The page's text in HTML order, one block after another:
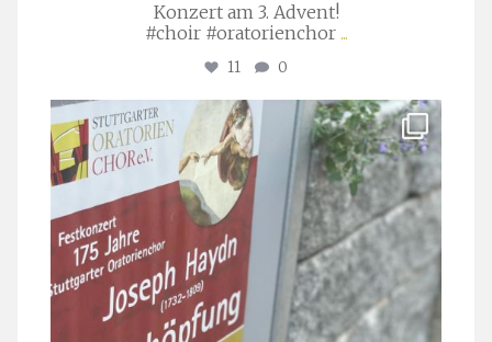
Konzert am 3. Advent!
#choir #oratorienchor ...
11 0
stuttgarter_oratorienchor
Juli 23